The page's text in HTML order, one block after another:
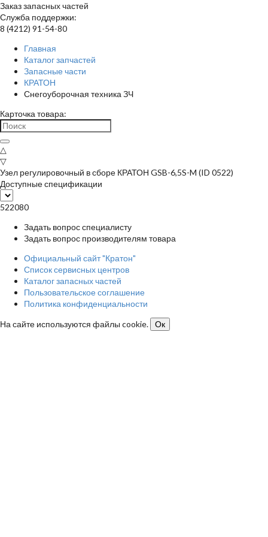
Заказ запасных частей
Служба поддержки:
8 (4212) 91-54-80
Главная
Каталог запчастей
Запасные части
КРАТОН
Снегоуборочная техника ЗЧ
Карточка товара:
△
▽
Узел регулировочный в сборе КРАТОН GSB-6,5S-M (ID 0522)
Доступные спецификации
522080
Задать вопрос специалисту
Задать вопрос производителям товара
Официальный сайт "Кратон"
Список сервисных центров
Каталог запасных частей
Пользовательское соглашение
Политика конфиденциальности
На сайте используются файлы cookie.
Ок